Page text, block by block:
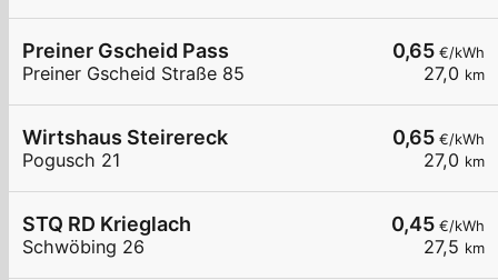
0,65 €/kWh
27,0 km
Preiner Gscheid Pass
Preiner Gscheid Straße 85
0,65 €/kWh
27,0 km
Wirtshaus Steirereck
Pogusch 21
0,45 €/kWh
27,5 km
STQ RD Krieglach
Schwöbing 26